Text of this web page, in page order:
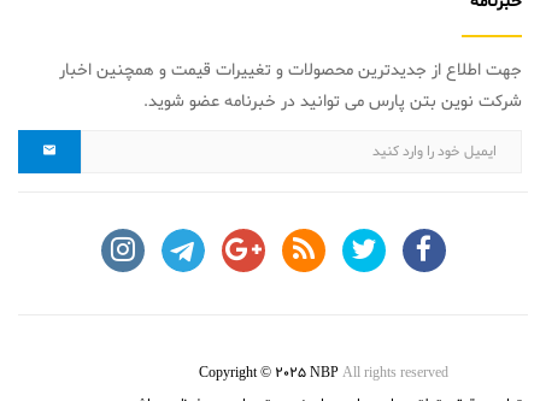
جهت اطلاع از جدیدترین محصولات و تغییرات قیمت و همچنین اخبار
شرکت نوین بتن پارس می توانید در خبرنامه عضو شوید.
Copyright © 2025 NBPAll rights reserved